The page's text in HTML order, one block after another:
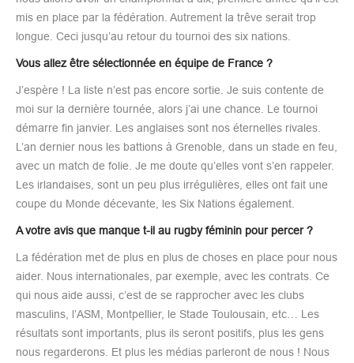
mis en place par la fédération. Autrement la trêve serait trop
longue. Ceci jusqu’au retour du tournoi des six nations.
Vous allez être sélectionnée en équipe de France ?
J’espère ! La liste n’est pas encore sortie. Je suis contente de
moi sur la dernière tournée, alors j’ai une chance. Le tournoi
démarre fin janvier. Les anglaises sont nos éternelles rivales.
L’an dernier nous les battions à Grenoble, dans un stade en feu,
avec un match de folie. Je me doute qu’elles vont s’en rappeler.
Les irlandaises, sont un peu plus irrégulières, elles ont fait une
coupe du Monde décevante, les Six Nations également.
A votre avis que manque t-il au rugby féminin pour percer ?
La fédération met de plus en plus de choses en place pour nous
aider. Nous internationales, par exemple, avec les contrats. Ce
qui nous aide aussi, c’est de se rapprocher avec les clubs
masculins, l’ASM, Montpellier, le Stade Toulousain, etc… Les
résultats sont importants, plus ils seront positifs, plus les gens
nous regarderons. Et plus les médias parleront de nous ! Nous